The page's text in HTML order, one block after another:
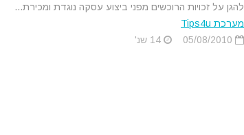
להגן על זכויות הרוכשים מפני ביצוע עסקה נוגדת ומכירת...
מערכת Tips4u